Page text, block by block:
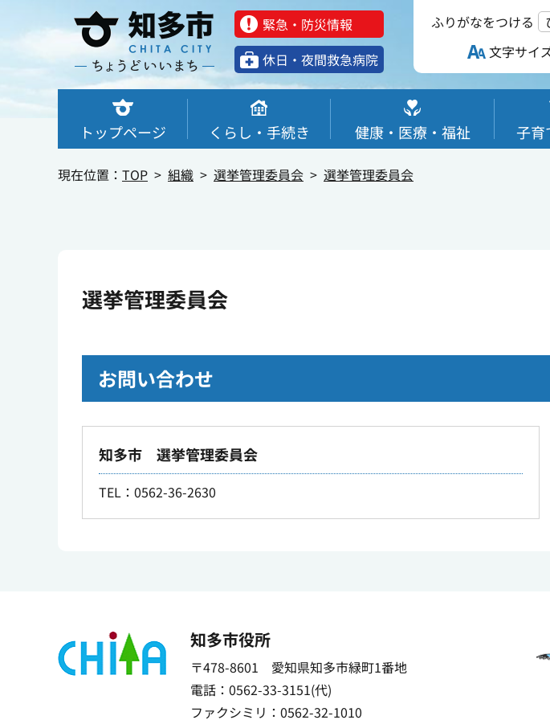
緊急・防災情報
休⽇・夜間救急病院
ふりがなをつける
文字サイ
トップページ くらし・手続き 健康・医療・福祉 子育
現在位置： TOP 組織 選挙管理委員会 選挙管理委員会
選挙管理委員会
お問い合わせ
知多市 選挙管理委員会
TEL：0562-36-2630
知多市役所
〒478-8601 愛知県知多市緑町1番地
電話：0562-33-3151(代)
ファクシミリ：0562-32-1010